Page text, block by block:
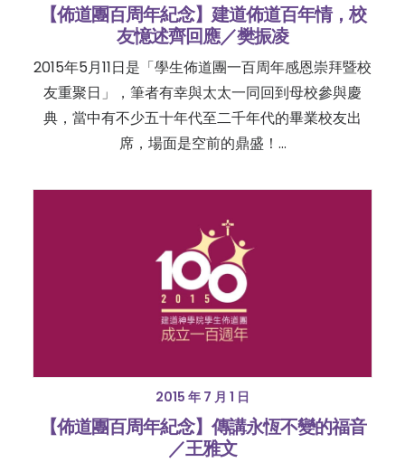
【佈道團百周年紀念】建道佈道百年情，校
友憶述齊回應／樊振凌
2015年5月11日是「學生佈道團一百周年感恩崇拜暨校
友重聚日」，筆者有幸與太太一同回到母校參與慶
典，當中有不少五十年代至二千年代的畢業校友出
席，場面是空前的鼎盛！…
2015 年 7 月 1 日
【佈道團百周年紀念】傳講永恆不變的福音
／王雅文